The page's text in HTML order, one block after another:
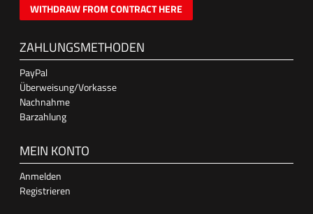
WITHDRAW FROM CONTRACT HERE
ZAHLUNGSMETHODEN
PayPal
Überweisung/Vorkasse
Nachnahme
Barzahlung
MEIN KONTO
Anmelden
Registrieren